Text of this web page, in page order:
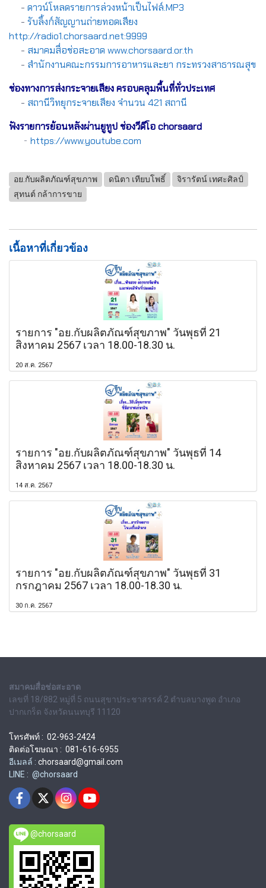
- ดาวน์โหลดรายการล่วงหน้าเป็นไฟล์.MP3
- รับลิ้งก์สัญญานถ่ายทอดเสียง
http://radio1.chorsaard.net:9999
- สมาคมสื่อช่อสะอาด www.chorsaard.or.th
- สำนักงานคณะกรรมการอาหารและยา กระทรวงสาธารณสุข
ช่องทางการส่งกระจายเสียง ครอบคลุมพื้นที่ทั่วประเทศ
- สถานีวิทยุกระจายเสียง จำนวน 421 สถานี
ฟังรายการย้อนหลังผ่านยูทูป ช่องวีดีโอ chorsaard
- https://www.youtube.com
อย.กับผลิตภัณฑ์สุขภาพ ดนิตา เทียบโพธิ์
จิรารัตน์ เทศะศิลป์
สุทนต์ กล้าการขาย
เนื้อหาที่เกี่ยวข้อง
รายการ "อย.กับผลิตภัณฑ์สุขภาพ" วันพุธที่ 21
สิงหาคม 2567 เวลา 18.00-18.30 น.
20 ส.ค. 2567
รายการ "อย.กับผลิตภัณฑ์สุขภาพ" วันพุธที่ 14
สิงหาคม 2567 เวลา 18.00-18.30 น.
14 ส.ค. 2567
รายการ "อย.กับผลิตภัณฑ์สุขภาพ" วันพุธที่ 31
กรกฎาคม 2567 เวลา 18.00-18.30 น.
30 ก.ค. 2567
สมาคมสื่อช่อสะอาด
เลขที่ 18/882 หมู่ที่ 5 ถนนสุขาประชาสรรค์ 2 ตำบลบางพูด อำเภอ
ปากเกร็ด จังหวัดนนทบุรี 11120
โทรศัพท์ : 02-963-2424
ติดต่อโฆษณา : 081-616-6955
อีเมลล์ : chorsaard@gmail.com
LINE : @chorsaard
@chorsaard